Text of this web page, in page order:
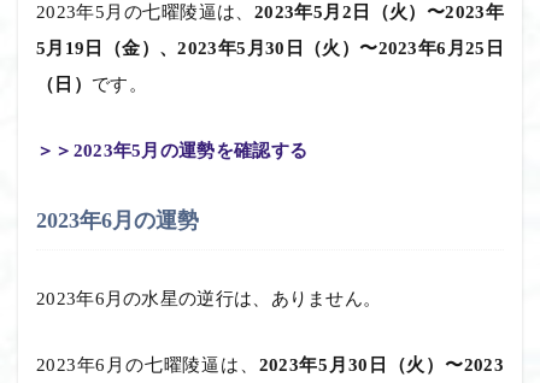
2023年5月の七曜陵逼は、 2023年5月2日（火）〜2023年
5月19日（金）、2023年5月30日（火）〜2023年6月25日
（日） です。
＞＞2023年5月の運勢を確認する
2023年6月の運勢
2023年6月の水星の逆行は、ありません。
2023年6月の七曜陵逼は、 2023年5月30日（火）〜2023